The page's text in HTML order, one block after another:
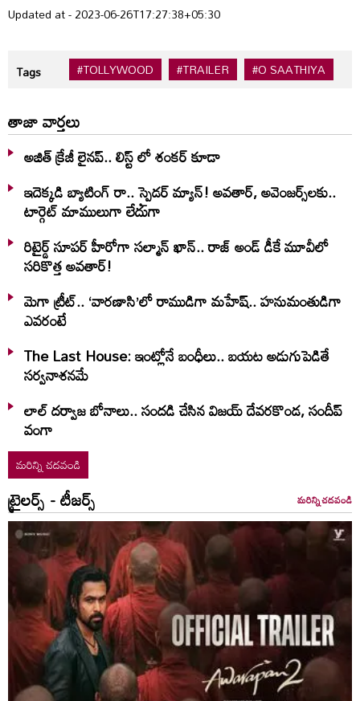
Updated at - 2023-06-26T17:27:38+05:30
Tags #TOLLYWOOD #TRAILER #O SAATHIYA
తాజా వార్తలు
అజిత్ క్రేజీ లైనప్.. లిస్ట్ లో శంకర్ కూడా
ఇదెక్క‌డి బ్యాటింగ్ రా.. స్పైడ‌ర్ మ్యాన్‌! అవ‌తార్‌, అవెంజ‌ర్స్‌ల‌కు..
టార్గెట్ మాములుగా లేదుగా
రిటైర్డ్ సూపర్ హీరోగా సల్మాన్ ఖాన్.. రాజ్ అండ్ డీకే మూవీలో
సరికొత్త అవతార్!
మెగా ట్రీట్.. ‘వారణాసి’లో రాముడిగా మహేష్.. హనుమంతుడిగా
ఎవరంటే
The Last House: ఇంట్లోనే బంధీలు.. బయట అడుగుపెడితే
సర్వనాశనమే
లాల్ ద‌ర్వాజ‌ బోనాలు.. సంద‌డి చేసిన విజ‌య్ దేవ‌ర‌కొండ‌, సందీప్
వంగా
మరిన్ని చదవండి
ట్రైలర్స్ - టీజర్స్ మరిన్ని చదవండి